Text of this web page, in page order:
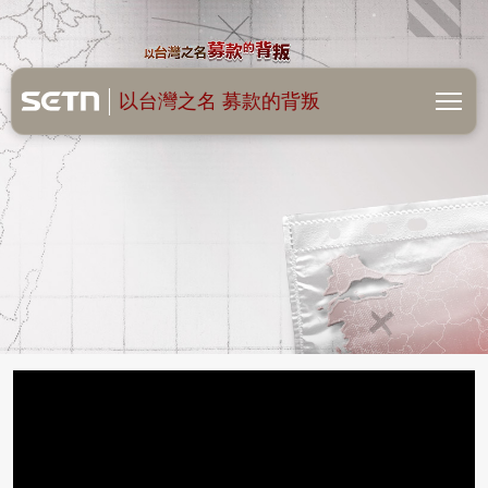
以台灣之名 募款的背叛
以台灣之名 募款的背叛